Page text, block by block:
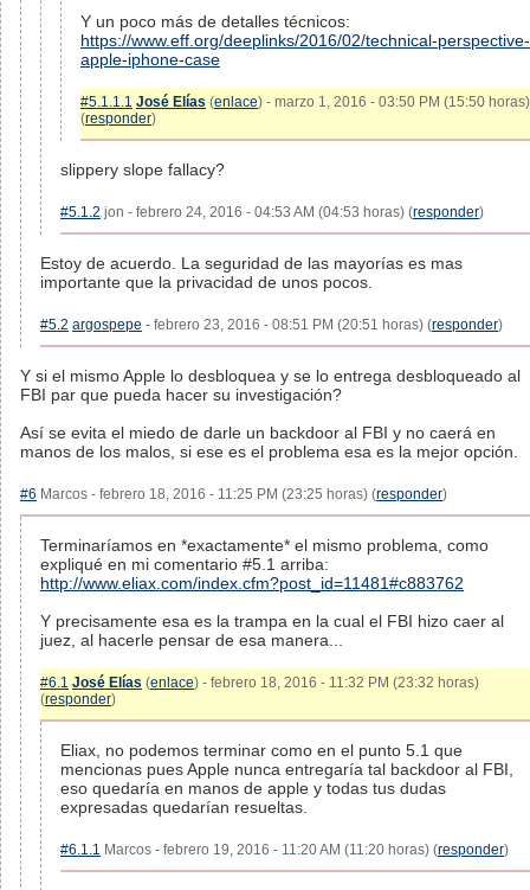
Y un poco más de detalles técnicos:
https://www.eff.org/deeplinks/2016/02/technical-perspective-
apple-iphone-case
#5.1.1.1 José Elías (enlace) - marzo 1, 2016 - 03:50 PM (15:50 horas)
(responder)
slippery slope fallacy?
#5.1.2 jon - febrero 24, 2016 - 04:53 AM (04:53 horas) (responder)
Estoy de acuerdo. La seguridad de las mayorías es mas
importante que la privacidad de unos pocos.
#5.2 argospepe - febrero 23, 2016 - 08:51 PM (20:51 horas) (responder)
Y si el mismo Apple lo desbloquea y se lo entrega desbloqueado al
FBI par que pueda hacer su investigación?
Así se evita el miedo de darle un backdoor al FBI y no caerá en
manos de los malos, si ese es el problema esa es la mejor opción.
#6 Marcos - febrero 18, 2016 - 11:25 PM (23:25 horas) (responder)
Terminaríamos en *exactamente* el mismo problema, como
expliqué en mi comentario #5.1 arriba:
http://www.eliax.com/index.cfm?post_id=11481#c883762
Y precisamente esa es la trampa en la cual el FBI hizo caer al
juez, al hacerle pensar de esa manera...
#6.1 José Elías (enlace) - febrero 18, 2016 - 11:32 PM (23:32 horas)
(responder)
Eliax, no podemos terminar como en el punto 5.1 que
mencionas pues Apple nunca entregaría tal backdoor al FBI,
eso quedaría en manos de apple y todas tus dudas
expresadas quedarían resueltas.
#6.1.1 Marcos - febrero 19, 2016 - 11:20 AM (11:20 horas) (responder)